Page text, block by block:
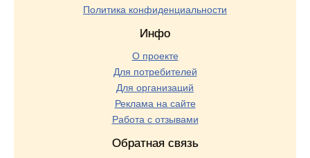
Политика конфиденциальности
Инфо
О проекте
Для потребителей
Для организаций
Реклама на сайте
Работа с отзывами
Обратная связь